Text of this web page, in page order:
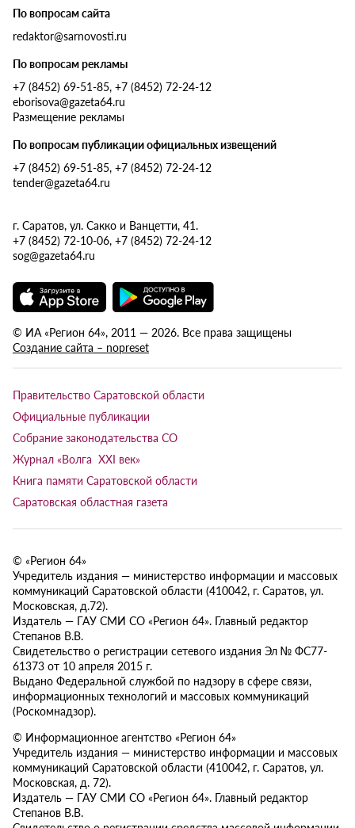
По вопросам сайта
redaktor@sarnovosti.ru
По вопросам рекламы
+7 (8452) 69-51-85, +7 (8452) 72-24-12
eborisova@gazeta64.ru
Размещение рекламы
По вопросам публикации официальных извещений
+7 (8452) 69-51-85, +7 (8452) 72-24-12
tender@gazeta64.ru
г. Саратов, ул. Сакко и Ванцетти, 41.
+7 (8452) 72-10-06, +7 (8452) 72-24-12
sog@gazeta64.ru
© ИА «Регион 64», 2011 — 2026. Все права защищены
Создание сайта – nopreset
Правительство Саратовской области
Официальные публикации
Собрание законодательства СО
Журнал «Волга XXI век»
Книга памяти Саратовской области
Саратовская областная газета
© «Регион 64»
Учредитель издания — министерство информации и массовых
коммуникаций Саратовской области (410042, г. Саратов, ул.
Московская, д.72).
Издатель — ГАУ СМИ СО «Регион 64». Главный редактор
Степанов В.В.
Свидетельство о регистрации сетевого издания Эл № ФС77-
61373 от 10 апреля 2015 г.
Выдано Федеральной службой по надзору в сфере связи,
информационных технологий и массовых коммуникаций
(Роскомнадзор).
© Информационное агентство «Регион 64»
Учредитель издания — министерство информации и массовых
коммуникаций Саратовской области (410042, г. Саратов, ул.
Московская, д. 72).
Издатель — ГАУ СМИ СО «Регион 64». Главный редактор
Степанов В.В.